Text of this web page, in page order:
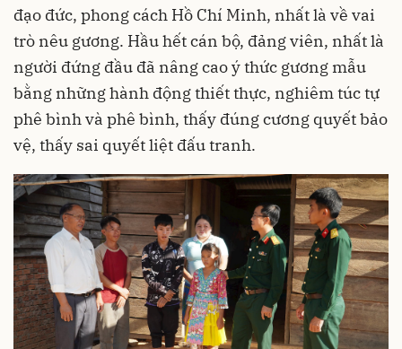
đạo đức, phong cách Hồ Chí Minh, nhất là về vai
trò nêu gương. Hầu hết cán bộ, đảng viên, nhất là
người đứng đầu đã nâng cao ý thức gương mẫu
bằng những hành động thiết thực, nghiêm túc tự
phê bình và phê bình, thấy đúng cương quyết bảo
vệ, thấy sai quyết liệt đấu tranh.